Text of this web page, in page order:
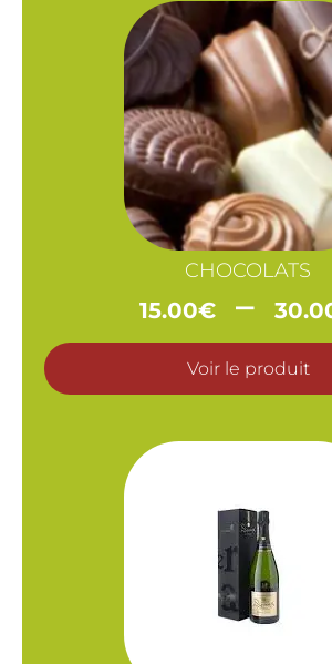
CHOCOLATS
15.00€ –
Voir le produit